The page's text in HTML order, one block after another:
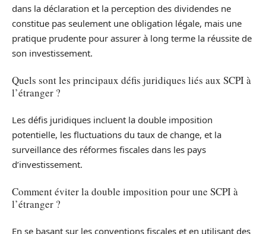
dans la déclaration et la perception des dividendes ne
constitue pas seulement une obligation légale, mais une
pratique prudente pour assurer à long terme la réussite de
son investissement.
Quels sont les principaux défis juridiques liés aux SCPI à
l’étranger ?
Les défis juridiques incluent la double imposition
potentielle, les fluctuations du taux de change, et la
surveillance des réformes fiscales dans les pays
d’investissement.
Comment éviter la double imposition pour une SCPI à
l’étranger ?
En se basant sur les conventions fiscales et en utilisant des